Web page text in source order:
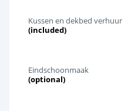
Kussen en dekbed verhuur
(included)
Eindschoonmaak
(optional)